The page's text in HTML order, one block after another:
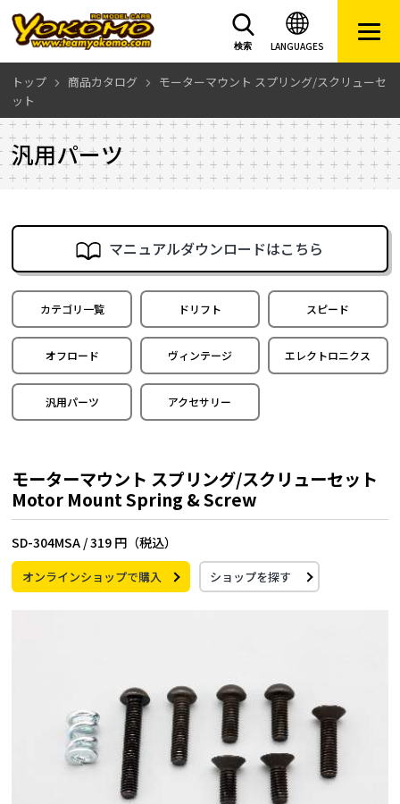
LANGUAGES
検索
トップ 商品カタログ
モーターマウント スプリング/スクリューセ
ット
汎用パーツ
マニュアルダウンロードはこちら
カテゴリ一覧 ドリフト スピード
オフロード ヴィンテージ エレクトロニクス
汎用パーツ アクセサリー
モーターマウント スプリング/スクリューセット
Motor Mount Spring & Screw
SD-304MSA /319 円（税込）
オンラインショップで購入 ショップを探す